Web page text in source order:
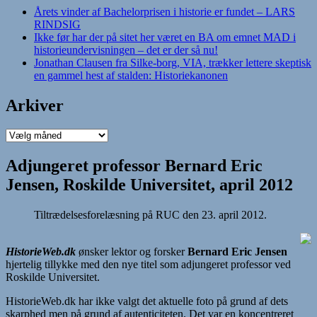
Årets vinder af Bachelorprisen i historie er fundet – LARS
RINDSIG
Ikke før har der på sitet her været en BA om emnet MAD i
historieundervisningen – det er der så nu!
Jonathan Clausen fra Silke-borg, VIA, trækker lettere skeptisk
en gammel hest af stalden: Historiekanonen
Arkiver
Arkiver
Adjungeret professor Bernard Eric
Jensen, Roskilde Universitet, april 2012
Tiltrædelsesforelæsning på RUC den 23. april 2012.
HistorieWeb.dk ønsker lektor og forskerBernard Eric Jensen
hjertelig tillykke med den nye titel som adjungeret professor ved
Roskilde Universitet.
HistorieWeb.dk har ikke valgt det aktuelle foto på grund af dets
skarphed men på grund af autenticiteten. Det var en koncentreret